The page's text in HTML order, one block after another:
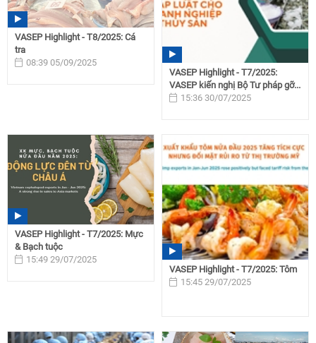
VASEP Highlight - T8/2025: Cá
tra
08:39 05/09/2025
VASEP Highlight - T7/2025:
VASEP kiến nghị Bộ Tư pháp gỡ...
15:36 30/07/2025
VASEP Highlight - T7/2025: Mực
& Bạch tuộc
15:49 29/07/2025
VASEP Highlight - T7/2025: Tôm
15:45 29/07/2025